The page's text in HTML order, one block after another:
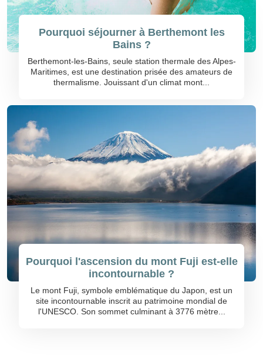
Pourquoi séjourner à Berthemont les
Bains ?
Berthemont-les-Bains, seule station thermale des Alpes-
Maritimes, est une destination prisée des amateurs de
thermalisme. Jouissant d'un climat mont...
Pourquoi l'ascension du mont Fuji est-elle
incontournable ?
Le mont Fuji, symbole emblématique du Japon, est un
site incontournable inscrit au patrimoine mondial de
l'UNESCO. Son sommet culminant à 3776 mètre...